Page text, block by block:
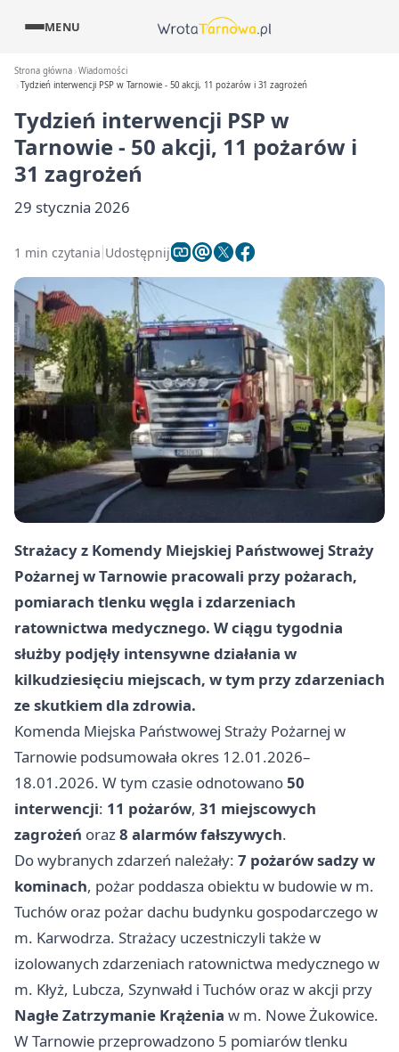
MENU
Strona główna Wiadomości
Tydzień interwencji PSP w Tarnowie - 50 akcji, 11 pożarów i 31 zagrożeń
Tydzień interwencji PSP w
Tarnowie - 50 akcji, 11 pożarów i
31 zagrożeń
29 stycznia 2026
1 min czytania Udostępnij
Strażacy z Komendy Miejskiej Państwowej Straży
Pożarnej w Tarnowie pracowali przy pożarach,
pomiarach tlenku węgla i zdarzeniach
ratownictwa medycznego. W ciągu tygodnia
służby podjęły intensywne działania w
kilkudziesięciu miejscach, w tym przy zdarzeniach
ze skutkiem dla zdrowia.
Komenda Miejska Państwowej Straży Pożarnej w
Tarnowie podsumowała okres 12.01.2026–
18.01.2026. W tym czasie odnotowano50
interwencji: 11 pożarów, 31 miejscowych
zagrożeń oraz8 alarmów fałszywych.
Do wybranych zdarzeń należały: 7 pożarów sadzy w
kominach, pożar poddasza obiektu w budowie w m.
Tuchów oraz pożar dachu budynku gospodarczego w
m. Karwodrza. Strażacy uczestniczyli także w
izolowanych zdarzeniach ratownictwa medycznego w
m. Kłyż, Lubcza, Szynwałd i Tuchów oraz w akcji przy
Nagłe Zatrzymanie Krążenia w m. Nowe Żukowice.
W Tarnowie przeprowadzono 5 pomiarów tlenku